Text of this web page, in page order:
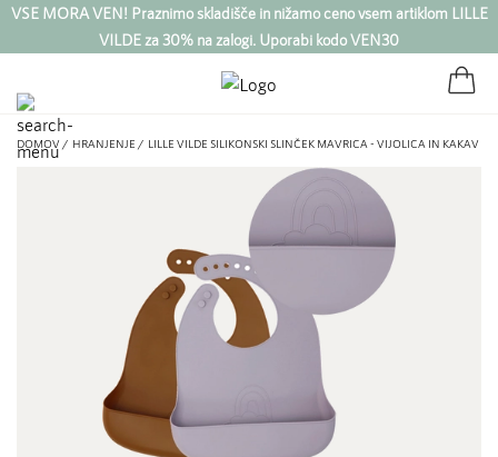
VSE MORA VEN! Praznimo skladišče in nižamo ceno vsem artiklom LILLE
VILDE za 30% na zalogi. Uporabi kodo VEN30
DOMOV / HRANJENJE / LILLE VILDE SILIKONSKI SLINČEK MAVRICA - VIJOLICA IN KAKAV